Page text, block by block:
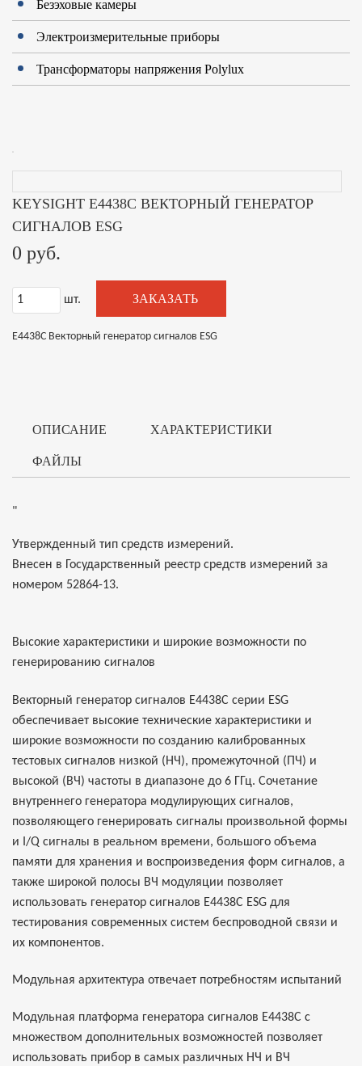
Безэховые камеры
Электроизмерительные приборы
Трансформаторы напряжения Polylux
KEYSIGHT E4438C ВЕКТОРНЫЙ ГЕНЕРАТОР
СИГНАЛОВ ESG
0 руб.
шт. ЗАКАЗАТЬ
E4438C Векторный генератор сигналов ESG
ОПИСАНИЕ ХАРАКТЕРИСТИКИ
ФАЙЛЫ
"
Утвержденный тип средств измерений.
Внесен в Государственный реестр средств измерений за
номером 52864-13.
Высокие характеристики и широкие возможности по
генерированию сигналов
Векторный генератор сигналов E4438C серии ESG
обеспечивает высокие технические характеристики и
широкие возможности по созданию калиброванных
тестовых сигналов низкой (НЧ), промежуточной (ПЧ) и
высокой (ВЧ) частоты в диапазоне до 6 ГГц. Сочетание
внутреннего генератора модулирующих сигналов,
позволяющего генерировать сигналы произвольной формы
и I/Q сигналы в реальном времени, большого объема
памяти для хранения и воспроизведения форм сигналов, а
также широкой полосы ВЧ модуляции позволяет
использовать генератор сигналов E4438C ESG для
тестирования современных систем беспроводной связи и
их компонентов.
Модульная архитектура отвечает потребностям испытаний
Модульная платформа генератора сигналов E4438C с
множеством дополнительных возможностей позволяет
использовать прибор в самых различных НЧ и ВЧ